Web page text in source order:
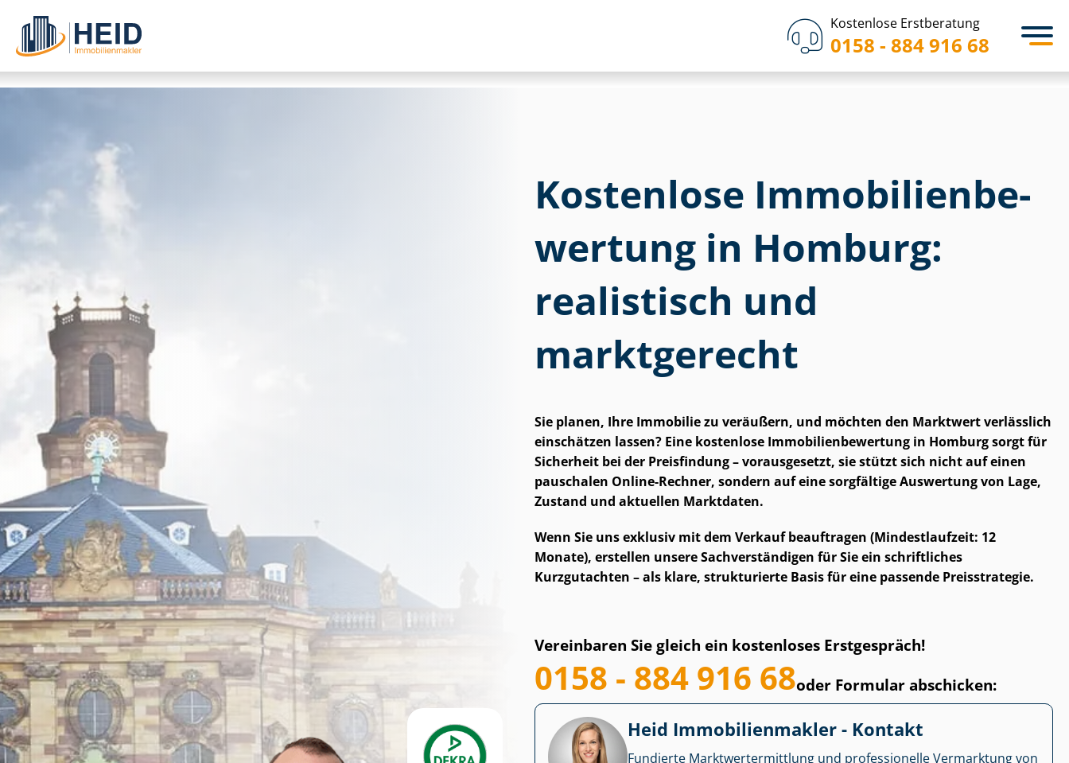
Kostenlose Erstberatung
0158 - 884 916 68
Kostenlose Im­mo­bi­li­en­be­
wer­tung in Homburg:
realistisch und
marktgerecht
Sie planen, Ihre Immobilie zu veräußern, und möchten den Marktwert verlässlich
einschätzen lassen? Eine kostenlose Im­mo­bi­li­en­be­wer­tung in Homburg sorgt für
Sicherheit bei der Preisfindung – vorausgesetzt, sie stützt sich nicht auf einen
pauschalen Online-Rechner, sondern auf eine sorgfältige Auswertung von Lage,
Zustand und aktuellen Marktdaten.
Wenn Sie uns exklusiv mit dem Verkauf beauftragen (Mindestlaufzeit: 12
Monate), erstellen unsere Sach­ver­stän­di­gen für Sie ein schriftliches
Kurzgutachten – als klare, strukturierte Basis für eine passende Preisstrategie.
Vereinbaren Sie gleich ein kostenloses Erstgespräch!
0158 - 884 916 68oder Formular abschicken:
Heid Im­mo­bi­li­en­mak­ler - Kontakt
Fundierte Markt­wert­ermitt­lung und professionelle Vermarktung von